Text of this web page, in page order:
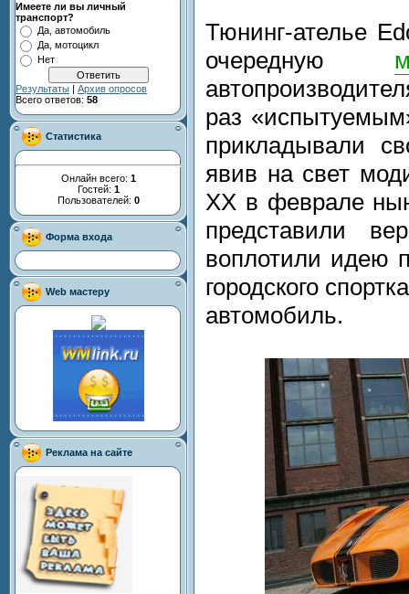
Имеете ли вы личный
транспорт?
Да, автомобиль
Да, мотоцикл
Нет
Результаты | Архив опросов
Всего ответов: 58
Статистика
Онлайн всего: 1
Гостей: 1
Пользователей: 0
Форма входа
Web мастеру
Реклама на сайте
Тюнинг-ателье
очередную
раз
прикладывали
явив на свет
ХХ в феврале
представили
воплотили идею
городского
автомобиль.